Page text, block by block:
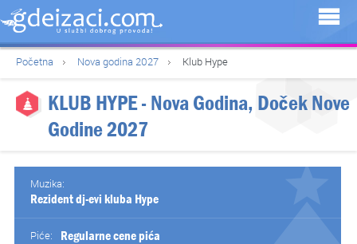
Početna Nova godina 2027 Klub Hype
KLUB HYPE- Nova Godina, Doček Nove
Godine 2027
Muzika:
Rezident dj-evi kluba Hype
Piće: Regularne cene pića